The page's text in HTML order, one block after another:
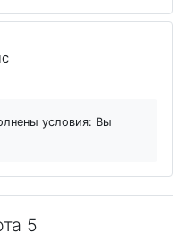
Задание
условия: Вы
5